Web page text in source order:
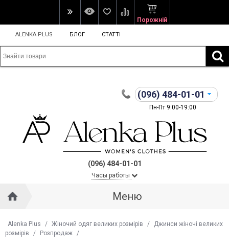
Порожній
ALENKA PLUS БЛОГ СТАТТІ
(096) 484-01-01
Пн-Пт 9:00-19:00
(096) 484-01-01
Часы работы
Меню
Alenka Plus / Жіночий одяг великих розмірів /
Джинси жіночі великих
розмірів
/ Розпродаж /